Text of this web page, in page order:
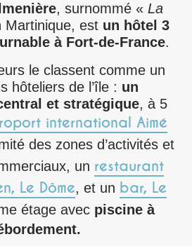
, surnommé « La
est un hôtel 3
à Fort-de-France.
le classent comme un
hôteliers de l’île : un
et stratégique, à 5
international Aimé
des zones d’activités et
un restaurant
Le Dôme, et un bar, Le
étage avecpiscine à